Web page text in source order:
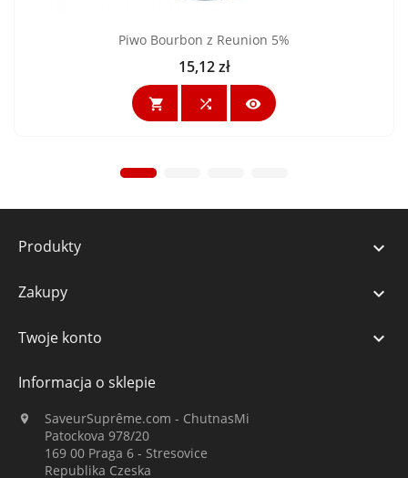
Piwo Bourbon z Reunion 5%
Cena
15,12 zł
  
Produkty 
Zakupy 
Twoje konto 
Informacja o sklepie

SaveurSuprême.com - ChutnasMi
Patockova 978/20
169 00 Praga 6 - Stresovice
Republika Czeska